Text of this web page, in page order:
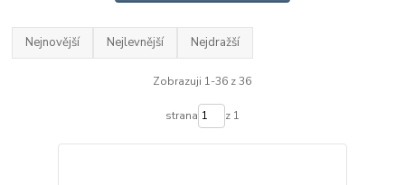
Nejnovější Nejlevnější Nejdražší
Zobrazuji 1-36 z 36
strana z 1